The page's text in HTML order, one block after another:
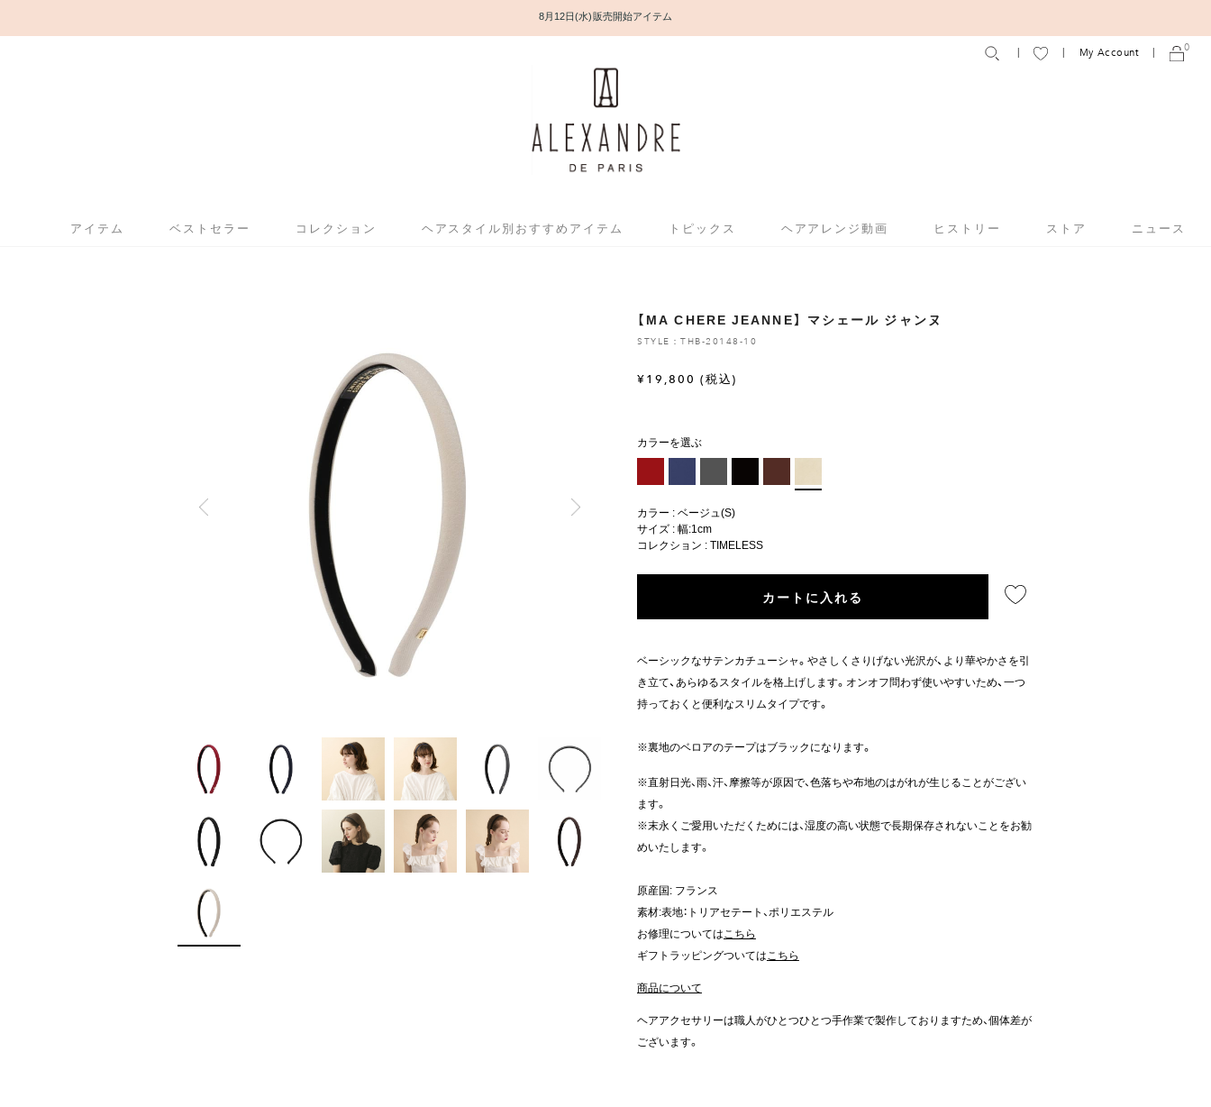
8月12日(水) 販売開始アイテム
アイテム ベストセラー コレクション ヘアスタイル別おすすめアイテム トピックス ヘアアレンジ動画 ヒストリー ストア ニュース
My Account 0
【MA CHERE JEANNE】 マシェール ジャンヌ
STYLE：THB-20148-10
¥ 19,800 (税込)
カラーを選ぶ
カラー : ベージュ(S)
サイズ : 幅:1cm
コレクション :TIMELESS
カートに入れる
ベーシックなサテンカチューシャ。やさしくさりげない光沢が、より華やかさを引
き立て、あらゆるスタイルを格上げします。オンオフ問わず使いやすいため、一つ
持っておくと便利なスリムタイプです。
※裏地のベロアのテープはブラックになります。
※直射日光、雨、汗、摩擦等が原因で、色落ちや布地のはがれが生じることがござい
ます。
※末永くご愛用いただくためには、湿度の高い状態で長期保存されないことをお勧
めいたします。
原産国: フランス
素材:表地：トリアセテート、ポリエステル
お修理についてはこちら
ギフトラッピングついてはこちら
商品について
ヘアアクセサリーは職人がひとつひとつ手作業で製作しておりますため、個体差が
ございます。